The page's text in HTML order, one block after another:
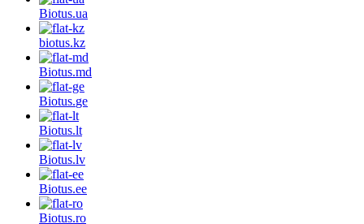
Biotus.ua
biotus.kz
Biotus.md
Biotus.ge
Biotus.lt
Biotus.lv
Biotus.ee
Biotus.ro